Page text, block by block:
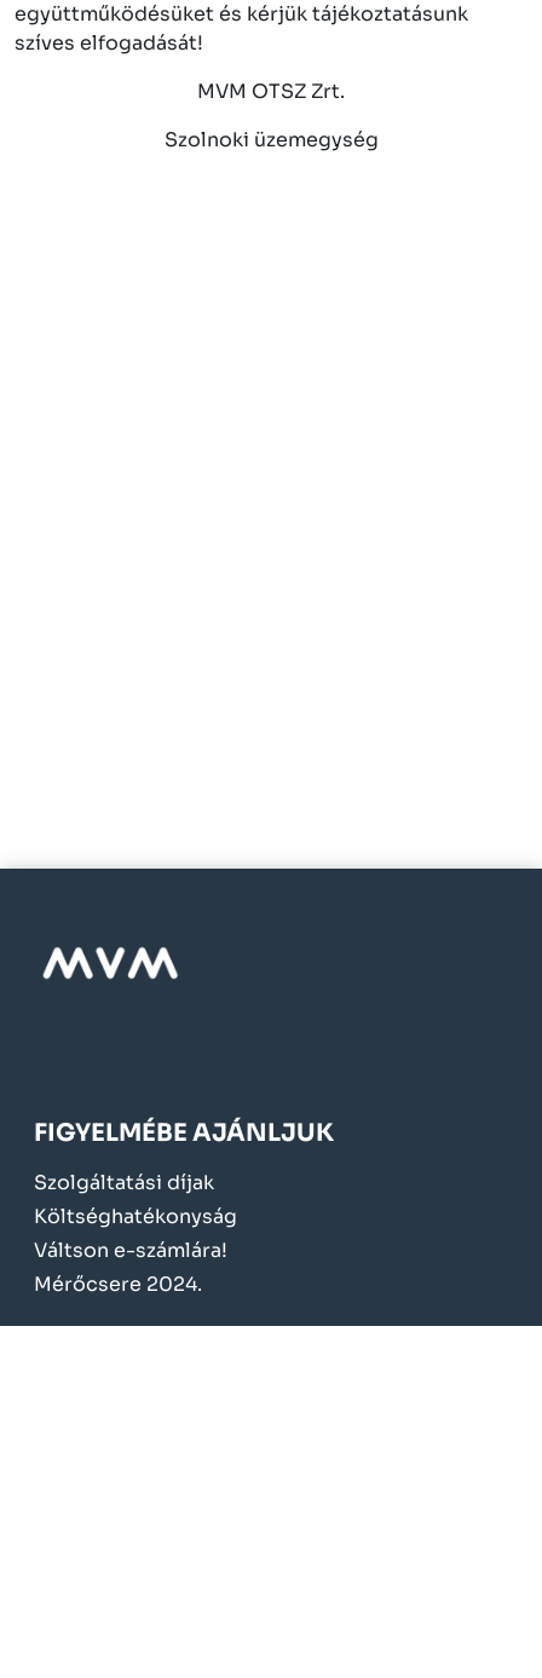
együttműködésüket és kérjük tájékoztatásunk
szíves elfogadását!
MVM OTSZ Zrt.
Szolnoki üzemegység
FIGYELMÉBE AJÁNLJUK
Szolgáltatási díjak
Költséghatékonyság
Váltson e-számlára!
Mérőcsere 2024.